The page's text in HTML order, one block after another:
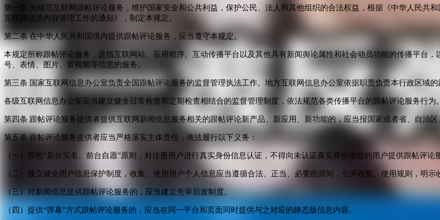
第一条 为规范互联网跟帖评论服务，维护国家安全和公共利益，保护公民、法人和其他组织的合法权益，根据《中华人民共
互联网信息内容管理工作的通知》，制定本规定。
第二条 在中华人民共和国境内提供跟帖评论服务，应当遵守本规定。
本规定所称跟帖评论服务，是指互联网站、应用程序、互动传播平台以及其他具有新闻舆论属性和社会动员功能的传播平台
号、表情、图片、音视频等信息的服务。
第三条 国家互联网信息办公室负责全国跟帖评论服务的监督管理执法工作。地方互联网信息办公室依据职责负责本行政区域
各级互联网信息办公室应当建立健全日常检查和定期检查相结合的监督管理制度，依法规范各类传播平台的跟帖评论服务行为
第四条 跟帖评论服务提供者提供互联网新闻信息服务相关的跟帖评论新产品、新应用、新功能的，应当报国家或者省、自治
第五条 跟帖评论服务提供者应当严格落实主体责任，依法履行以下义务：
（一）按照“后台实名、前台自愿”原则，对注册用户进行真实身份信息认证，不得向未认证真实身份信息的用户提供跟帖评论
（二）建立健全用户信息保护制度，收集、使用用户个人信息应当遵循合法、正当、必要的原则，公开收集、使用规则，明
（三）对新闻信息提供跟帖评论服务的，应当建立先审后发制度。
（四）提供“弹幕”方式跟帖评论服务的，应当在同一平台和页面同时提供与之对应的静态版信息内容。